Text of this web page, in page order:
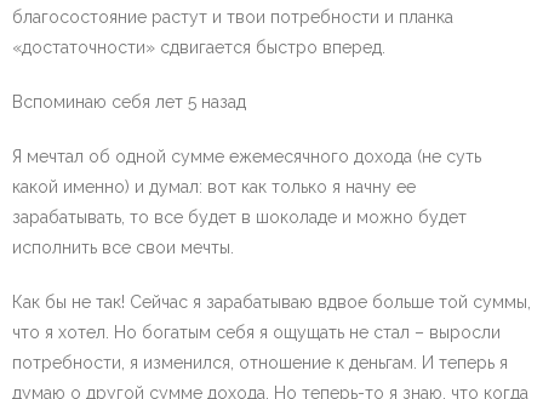
благосостояние растут и твои потребности и планка
«достаточности» сдвигается быстро вперед.
Вспоминаю себя лет 5 назад
Я мечтал об одной сумме ежемесячного дохода (не суть
какой именно) и думал: вот как только я начну ее
зарабатывать, то все будет в шоколаде и можно будет
исполнить все свои мечты.
Как бы не так! Сейчас я зарабатываю вдвое больше той суммы,
что я хотел. Но богатым себя я ощущать не стал – выросли
потребности, я изменился, отношение к деньгам. И теперь я
думаю о другой сумме дохода. Но теперь-то я знаю, что когда